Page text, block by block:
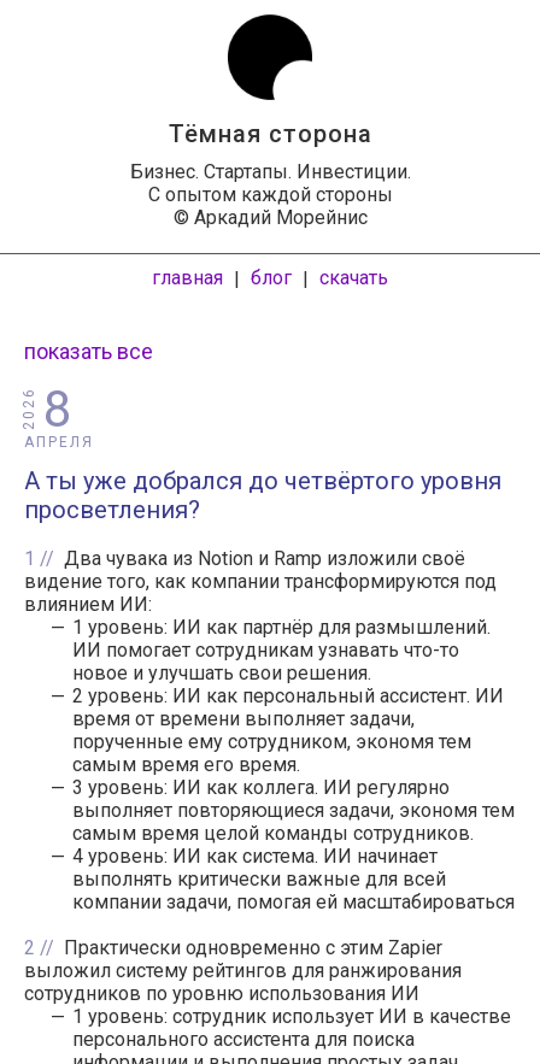
Тёмная сторона
Бизнес. Стартапы. Инвестиции.
С опытом каждой стороны
© Аркадий Морейнис
главная | блог | скачать
показать все
8
АПРЕЛЯ
2026
А ты уже добрался до четвёртого уровня
просветления?
1
Два чувака из Notion и Ramp изложили своё
видение того, как компании трансформируются под
влиянием ИИ:
1 уровень: ИИ как партнёр для размышлений.
ИИ помогает сотрудникам узнавать что-то
новое и улучшать свои решения.
2 уровень: ИИ как персональный ассистент. ИИ
время от времени выполняет задачи,
порученные ему сотрудником, экономя тем
самым время его время.
3 уровень: ИИ как коллега. ИИ регулярно
выполняет повторяющиеся задачи, экономя тем
самым время целой команды сотрудников.
4 уровень: ИИ как система. ИИ начинает
выполнять критически важные для всей
компании задачи, помогая ей масштабироваться
2
Практически одновременно с этим Zapier
выложил систему рейтингов для ранжирования
сотрудников по уровню использования ИИ
1 уровень: сотрудник использует ИИ в качестве
персонального ассистента для поиска